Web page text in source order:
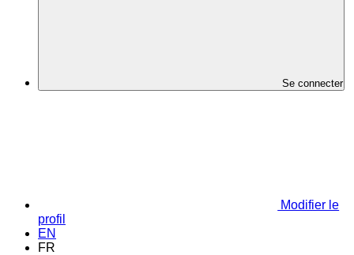
Se connecter
Modifier le
profil
EN
FR